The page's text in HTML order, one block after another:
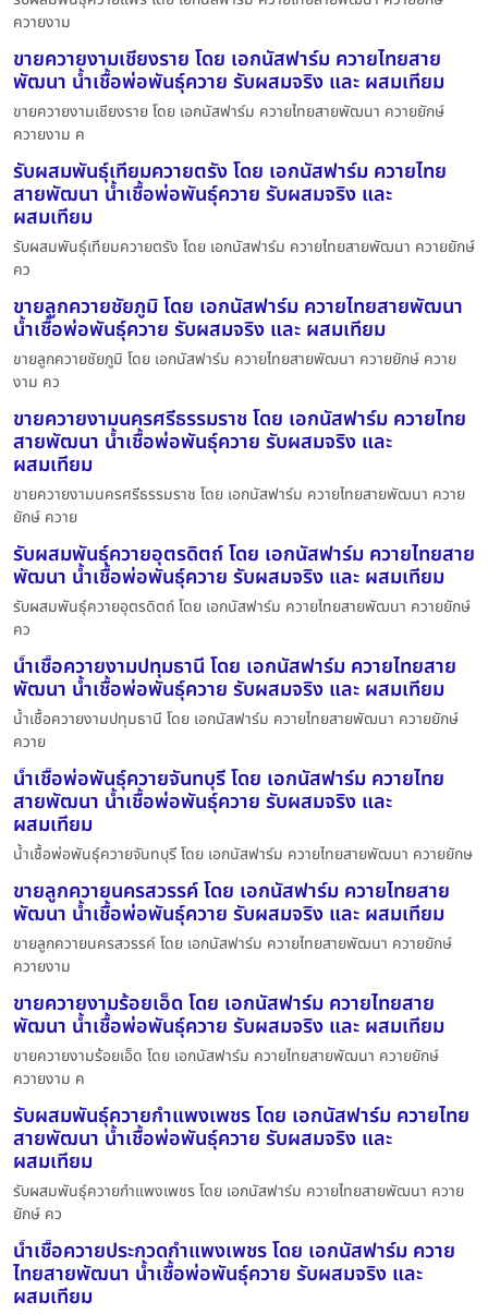
ควายงาม
ขายควายงามเชียงราย โดย เอกนัสฟาร์ม ควายไทยสาย
พัฒนา น้ำเชื้อพ่อพันธุ์ควาย รับผสมจริง และ ผสมเทียม
ขายควายงามเชียงราย โดย เอกนัสฟาร์ม ควายไทยสายพัฒนา ควายยักษ์
ควายงาม ค
รับผสมพันธุ์เทียมควายตรัง โดย เอกนัสฟาร์ม ควายไทย
สายพัฒนา น้ำเชื้อพ่อพันธุ์ควาย รับผสมจริง และ
ผสมเทียม
รับผสมพันธุ์เทียมควายตรัง โดย เอกนัสฟาร์ม ควายไทยสายพัฒนา ควายยักษ์
คว
ขายลูกควายชัยภูมิ โดย เอกนัสฟาร์ม ควายไทยสายพัฒนา
น้ำเชื้อพ่อพันธุ์ควาย รับผสมจริง และ ผสมเทียม
ขายลูกควายชัยภูมิ โดย เอกนัสฟาร์ม ควายไทยสายพัฒนา ควายยักษ์ ควาย
งาม คว
ขายควายงามนครศรีธรรมราช โดย เอกนัสฟาร์ม ควายไทย
สายพัฒนา น้ำเชื้อพ่อพันธุ์ควาย รับผสมจริง และ
ผสมเทียม
ขายควายงามนครศรีธรรมราช โดย เอกนัสฟาร์ม ควายไทยสายพัฒนา ควาย
ยักษ์ ควาย
รับผสมพันธุ์ควายอุตรดิตถ์ โดย เอกนัสฟาร์ม ควายไทยสาย
พัฒนา น้ำเชื้อพ่อพันธุ์ควาย รับผสมจริง และ ผสมเทียม
รับผสมพันธุ์ควายอุตรดิตถ์ โดย เอกนัสฟาร์ม ควายไทยสายพัฒนา ควายยักษ์
คว
น้ำเชื้อควายงามปทุมธานี โดย เอกนัสฟาร์ม ควายไทยสาย
พัฒนา น้ำเชื้อพ่อพันธุ์ควาย รับผสมจริง และ ผสมเทียม
น้ำเชื้อควายงามปทุมธานี โดย เอกนัสฟาร์ม ควายไทยสายพัฒนา ควายยักษ์
ควาย
น้ำเชื้อพ่อพันธุ์ควายจันทบุรี โดย เอกนัสฟาร์ม ควายไทย
สายพัฒนา น้ำเชื้อพ่อพันธุ์ควาย รับผสมจริง และ
ผสมเทียม
น้ำเชื้อพ่อพันธุ์ควายจันทบุรี โดย เอกนัสฟาร์ม ควายไทยสายพัฒนา ควายยักษ
ขายลูกควายนครสวรรค์ โดย เอกนัสฟาร์ม ควายไทยสาย
พัฒนา น้ำเชื้อพ่อพันธุ์ควาย รับผสมจริง และ ผสมเทียม
ขายลูกควายนครสวรรค์ โดย เอกนัสฟาร์ม ควายไทยสายพัฒนา ควายยักษ์
ควายงาม
ขายควายงามร้อยเอ็ด โดย เอกนัสฟาร์ม ควายไทยสาย
พัฒนา น้ำเชื้อพ่อพันธุ์ควาย รับผสมจริง และ ผสมเทียม
ขายควายงามร้อยเอ็ด โดย เอกนัสฟาร์ม ควายไทยสายพัฒนา ควายยักษ์
ควายงาม ค
รับผสมพันธุ์ควายกำแพงเพชร โดย เอกนัสฟาร์ม ควายไทย
สายพัฒนา น้ำเชื้อพ่อพันธุ์ควาย รับผสมจริง และ
ผสมเทียม
รับผสมพันธุ์ควายกำแพงเพชร โดย เอกนัสฟาร์ม ควายไทยสายพัฒนา ควาย
ยักษ์ คว
น้ำเชื้อควายประกวดกำแพงเพชร โดย เอกนัสฟาร์ม ควาย
ไทยสายพัฒนา น้ำเชื้อพ่อพันธุ์ควาย รับผสมจริง และ
ผสมเทียม